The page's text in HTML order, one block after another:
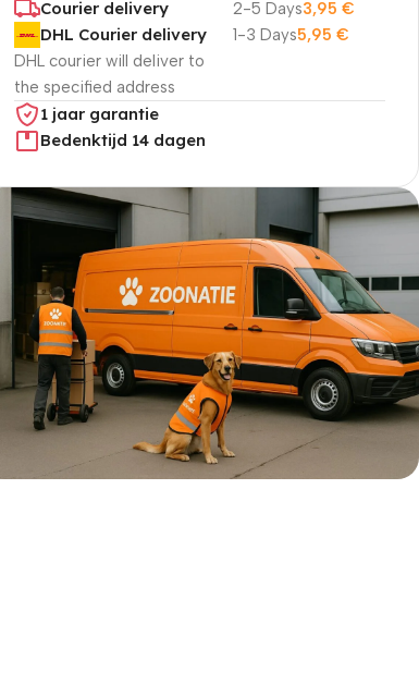
Courier delivery
2-5 Days3,95€
DHL Courier delivery
DHL courier will deliver to
the specified address
1-3 Days5,95€
1 jaar garantie
Bedenktijd 14 dagen